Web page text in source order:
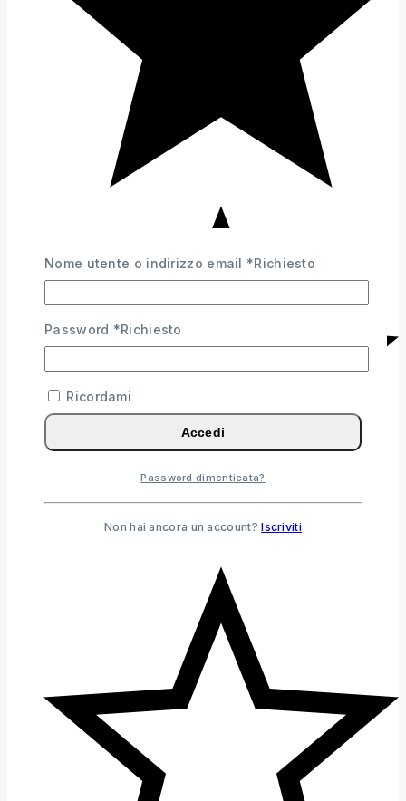
Nome utente o indirizzo email *Richiesto
Password *Richiesto
Ricordami
Accedi
Password dimenticata?
Non hai ancora un account?Iscriviti